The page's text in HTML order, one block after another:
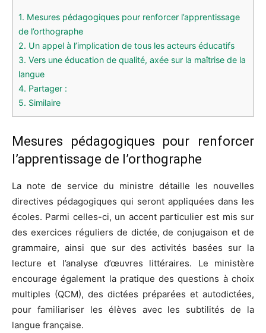
1. Mesures pédagogiques pour renforcer l’apprentissage
de l’orthographe
2. Un appel à l’implication de tous les acteurs éducatifs
3. Vers une éducation de qualité, axée sur la maîtrise de la
langue
4. Partager :
5. Similaire
Mesures pédagogiques pour renforcer
l’apprentissage de l’orthographe
La note de service du ministre détaille les nouvelles
directives pédagogiques qui seront appliquées dans les
écoles. Parmi celles-ci, un accent particulier est mis sur
des exercices réguliers de dictée, de conjugaison et de
grammaire, ainsi que sur des activités basées sur la
lecture et l’analyse d’œuvres littéraires. Le ministère
encourage également la pratique des questions à choix
multiples (QCM), des dictées préparées et autodictées,
pour familiariser les élèves avec les subtilités de la
langue française.